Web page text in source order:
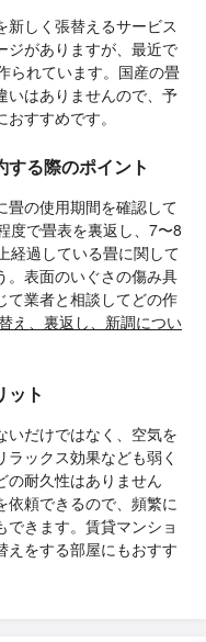
しく張替えるサービス
ジがありますが、最近で
られています。国産の畳
いはありませんので、予
すすめです。
る際のポイント
畳の使用期間を確認して
度で畳表を裏返し、7〜8
経過している畳に関して
。表面のいぐさの傷み具
て業者と相談してどの作
え、裏返し、新調につい
ット
いだけではなく、空気を
ックス効果なども弱く
の耐久性はありません
依頼できるので、頻繁に
きます。賃貸マンショ
えをする部屋にもおすす